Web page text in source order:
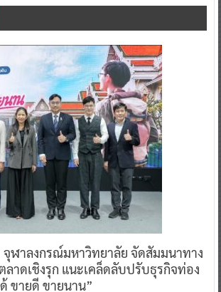
ฬาลงกรณ์มหาวิทยาลัย จัดสัมมนาทาง
ลาดเชิงรุก แนะเคล็ดลับปรับธุรกิจท่อง
ขายดี ขายนาน”